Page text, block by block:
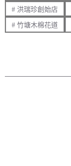
#洪瑞珍創始店
#竹塘木棉花道